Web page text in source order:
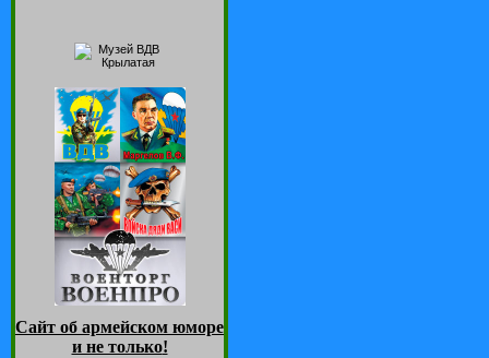
Сайт об армейском юморе
и не только!